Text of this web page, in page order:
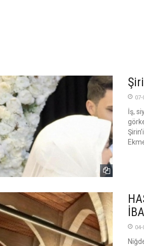
07-
İş,
04-